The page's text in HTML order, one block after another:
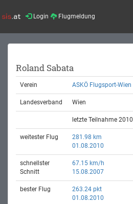
Login Flugmeldung
Roland Sabata
Verein ASKÖ Flugsport-Wien
Landesverband Wien
letzte Teilnahme 2010
weitester Flug
281.98 km
01.08.2010
schnellster
Schnitt
67.15 km/h
15.08.2007
bester Flug
263.24 pkt
01.08.2010